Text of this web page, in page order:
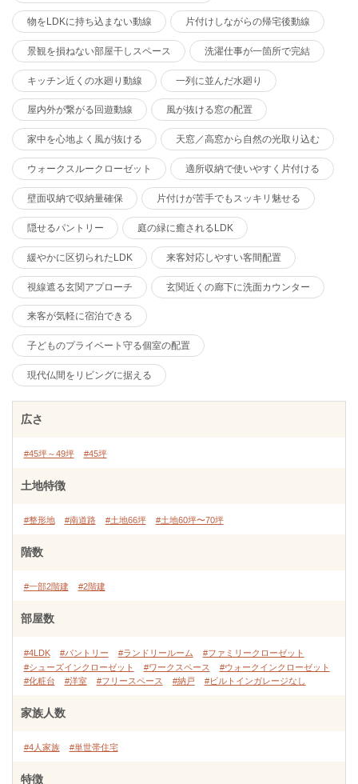
物をLDKに持ち込まない動線 片付けしながらの帰宅後動線
景観を損ねない部屋干しスペース 洗濯仕事が一箇所で完結
キッチン近くの水廻り動線 一列に並んだ水廻り
屋内外が繋がる回遊動線 風が抜ける窓の配置
家中を心地よく風が抜ける 天窓／高窓から自然の光取り込む
ウォークスルークローゼット 適所収納で使いやすく片付ける
壁面収納で収納量確保 片付けが苦手でもスッキリ魅せる
隠せるパントリー 庭の緑に癒されるLDK
緩やかに区切られたLDK 来客対応しやすい客間配置
視線遮る玄関アプローチ 玄関近くの廊下に洗面カウンター
来客が気軽に宿泊できる
子どものプライベート守る個室の配置
現代仏間をリビングに据える
広さ
#45坪～49坪 #45坪
土地特徴
#整形地 #南道路 #土地66坪 #土地60坪〜70坪
階数
#一部2階建 #2階建
部屋数
#4LDK #パントリー #ランドリールーム
#ファミリークローゼット
#シューズインクローゼット
#ワークスペース
#ウォークインクローゼット
#化粧台
#洋室 #フリースペース #納戸 #ビルトインガレージなし
家族人数
#4人家族 #単世帯住宅
特徴